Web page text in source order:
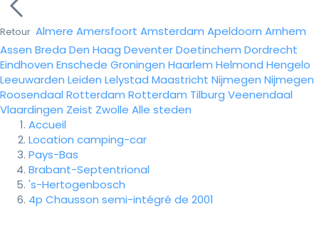
Retour Almere Amersfoort Amsterdam Apeldoorn Arnhem
Assen Breda Den Haag DeventerDoetinchem Dordrecht
Eindhoven Enschede Groningen Haarlem Helmond Hengelo
Leeuwarden Leiden Lelystad Maastricht Nijmegen Nijmegen
Roosendaal Rotterdam Rotterdam Tilburg Veenendaal
Vlaardingen Zeist Zwolle Alle steden
Accueil
Location camping-car
Pays-Bas
Brabant-Septentrional
's-Hertogenbosch
4p Chausson semi-intégré de 2001